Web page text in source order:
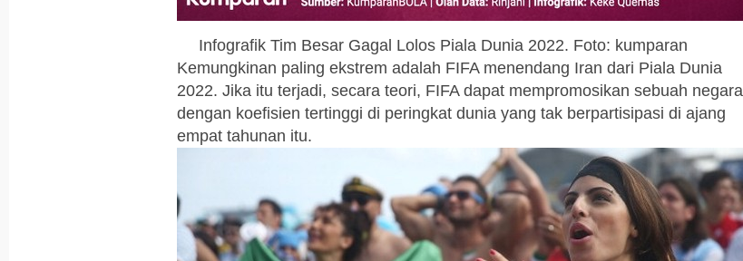
Infografik Tim Besar Gagal Lolos Piala Dunia 2022. Foto: kumparan
Kemungkinan paling ekstrem adalah FIFA menendang Iran dari Piala Dunia
2022. Jika itu terjadi, secara teori, FIFA dapat mempromosikan sebuah negara
dengan koefisien tertinggi di peringkat dunia yang tak berpartisipasi di ajang
empat tahunan itu.